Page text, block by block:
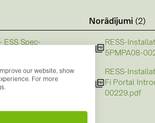
ESS Spec-
Norādījumi (2)
RESS-
5PMPA08-
RESS-
Fi Portal
00229.pdf
our website, show
For more